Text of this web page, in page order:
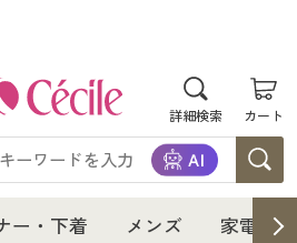
詳細検索 カート
ー・下着 メンズ 家電・